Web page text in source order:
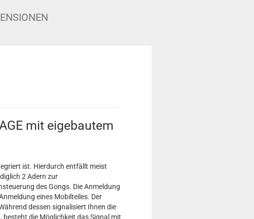
mit eigebautem
ist. Hierdurch entfällt meist
2 Adern zur
des Gongs. Die Anmeldung
eines Mobilteiles. Der
dessen signalisiert Ihnen die
besteht die Möglichkeit das Signal mit